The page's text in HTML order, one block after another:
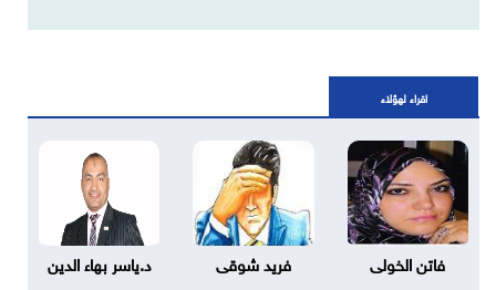
اقراء لهؤلاء
فاتن الخولى فريد شوقى د.ياسر بهاء الدين